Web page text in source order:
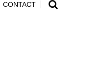
CONTACT
Search